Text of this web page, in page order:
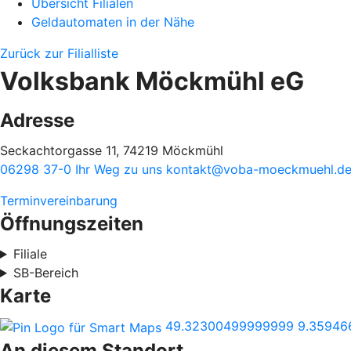
Übersicht Filialen
Geldautomaten in der Nähe
Zurück zur Filialliste
Volksbank Möckmühl eG
Adresse
Seckachtorgasse 11, 74219 Möckmühl
06298 37-0 Ihr Weg zu uns kontakt@voba-moeckmuehl.de
Terminvereinbarung
Öffnungszeiten
Filiale
SB-Bereich
Karte
49.32300499999999